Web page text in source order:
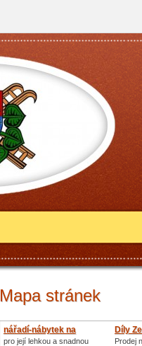
Mapa stránek
nářadí-nábytek na
zahradu
pro její lehkou a snadnou
Díly
Prodej